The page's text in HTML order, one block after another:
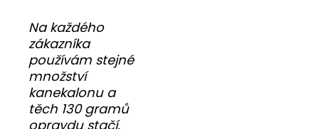
Na každého
zákazníka
používám stejné
množství
kanekalonu a
těch 130 gramů
opravdu stačí.